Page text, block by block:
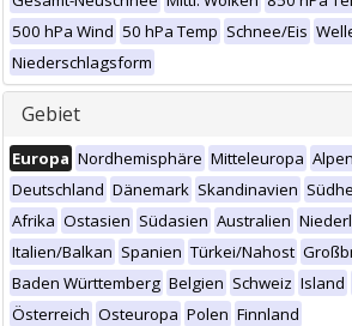
500 hPa Wind 50 hPa Temp Schnee/Eis
Niederschlagsform
Gebiet
Europa Nordhemisphäre Mitteleuropa Alpen
Deutschland Dänemark Skandinavien
Afrika Ostasien Südasien Australien
Italien/Balkan Spanien Türkei/Nahost
Baden Württemberg Belgien Schweiz Island
Österreich Osteuropa Polen Finnland